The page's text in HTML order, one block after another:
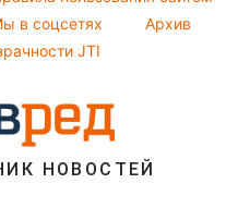
в соцсетях
Архив
JTI
НОВОСТЕЙ